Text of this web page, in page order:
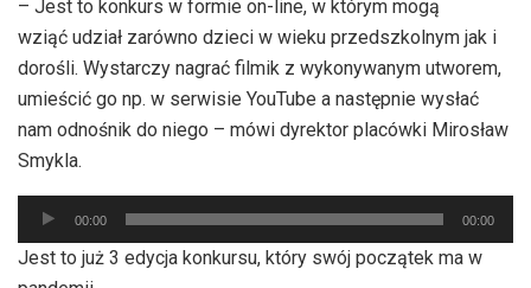
– Jest to konkurs w formie on-line, w którym mogą
wziąć udział zarówno dzieci w wieku przedszkolnym jak i
dorośli. Wystarczy nagrać filmik z wykonywanym utworem,
umieścić go np. w serwisie YouTube a następnie wysłać
nam odnośnik do niego – mówi dyrektor placówki Mirosław
Smykla.
Odtwarzacz
plików
dźwiękowych
00:00 00:00
Jest to już 3 edycja konkursu, który swój początek ma w